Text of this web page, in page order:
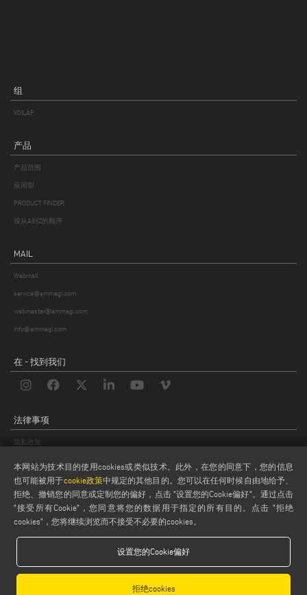
组
VOILÀP
产品
产品范围
应用型
PRODUCT FINDER
按从A到Z的顺序
MAIL
Webmail
service@emmegi.com
webmaster@emmegi.com
info@emmegi.com
在 - 找到我们
法律事项
隐私政策
饼干政策
般销售条款和条件
分销通用条款与条件
本网站为技术目的使用cookies或类似技术。此外，在您的同意下，您的信息
也可能被用于cookie政策中规定的其他目的。您可以在任何时候自由地给予、
拒绝、撤销您的同意或定制您的偏好，点击 "设置您的Cookie偏好"。通过点击
"接受所有Cookie"，您同意将您的数据用于指定的所有目的。点击 "拒绝
cookies"，您将继续浏览而不接受不必要的cookies。
设置您的Cookie偏好
拒绝cookies